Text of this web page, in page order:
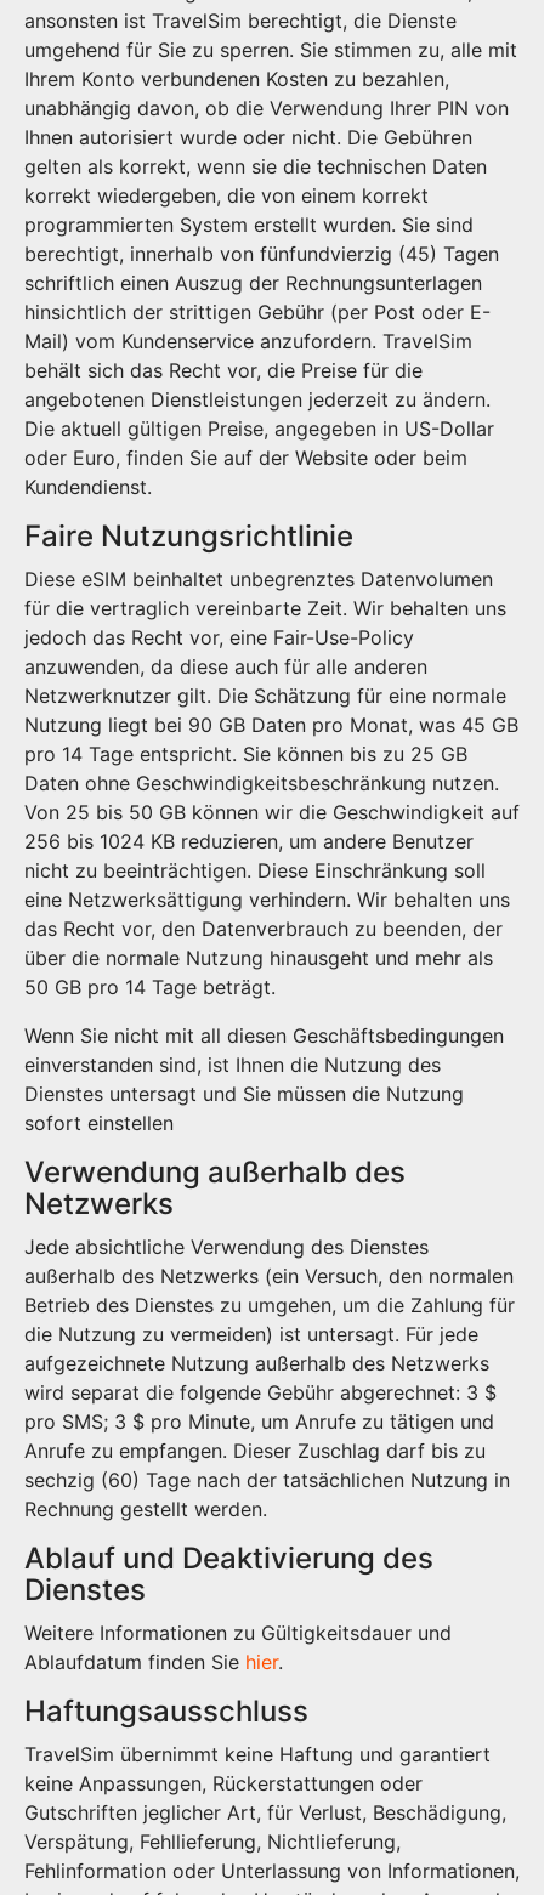
ansonsten ist TravelSim berechtigt, die Dienste
umgehend für Sie zu sperren. Sie stimmen zu, alle mit
Ihrem Konto verbundenen Kosten zu bezahlen,
unabhängig davon, ob die Verwendung Ihrer PIN von
Ihnen autorisiert wurde oder nicht. Die Gebühren
gelten als korrekt, wenn sie die technischen Daten
korrekt wiedergeben, die von einem korrekt
programmierten System erstellt wurden. Sie sind
berechtigt, innerhalb von fünfundvierzig (45) Tagen
schriftlich einen Auszug der Rechnungsunterlagen
hinsichtlich der strittigen Gebühr (per Post oder E-
Mail) vom Kundenservice anzufordern. TravelSim
behält sich das Recht vor, die Preise für die
angebotenen Dienstleistungen jederzeit zu ändern.
Die aktuell gültigen Preise, angegeben in US-Dollar
oder Euro, finden Sie auf der Website oder beim
Kundendienst.
Faire Nutzungsrichtlinie
Diese eSIM beinhaltet unbegrenztes Datenvolumen
für die vertraglich vereinbarte Zeit. Wir behalten uns
jedoch das Recht vor, eine Fair-Use-Policy
anzuwenden, da diese auch für alle anderen
Netzwerknutzer gilt. Die Schätzung für eine normale
Nutzung liegt bei 90 GB Daten pro Monat, was 45 GB
pro 14 Tage entspricht. Sie können bis zu 25 GB
Daten ohne Geschwindigkeitsbeschränkung nutzen.
Von 25 bis 50 GB können wir die Geschwindigkeit auf
256 bis 1024 KB reduzieren, um andere Benutzer
nicht zu beeinträchtigen. Diese Einschränkung soll
eine Netzwerksättigung verhindern. Wir behalten uns
das Recht vor, den Datenverbrauch zu beenden, der
über die normale Nutzung hinausgeht und mehr als
50 GB pro 14 Tage beträgt.
Wenn Sie nicht mit all diesen Geschäftsbedingungen
einverstanden sind, ist Ihnen die Nutzung des
Dienstes untersagt und Sie müssen die Nutzung
sofort einstellen
Verwendung außerhalb des
Netzwerks
Jede absichtliche Verwendung des Dienstes
außerhalb des Netzwerks (ein Versuch, den normalen
Betrieb des Dienstes zu umgehen, um die Zahlung für
die Nutzung zu vermeiden) ist untersagt. Für jede
aufgezeichnete Nutzung außerhalb des Netzwerks
wird separat die folgende Gebühr abgerechnet: 3 $
pro SMS; 3 $ pro Minute, um Anrufe zu tätigen und
Anrufe zu empfangen. Dieser Zuschlag darf bis zu
sechzig (60) Tage nach der tatsächlichen Nutzung in
Rechnung gestellt werden.
Ablauf und Deaktivierung des
Dienstes
Weitere Informationen zu Gültigkeitsdauer und
Ablaufdatum finden Sie hier.
Haftungsausschluss
TravelSim übernimmt keine Haftung und garantiert
keine Anpassungen, Rückerstattungen oder
Gutschriften jeglicher Art, für Verlust, Beschädigung,
Verspätung, Fehllieferung, Nichtlieferung,
Fehlinformation oder Unterlassung von Informationen,